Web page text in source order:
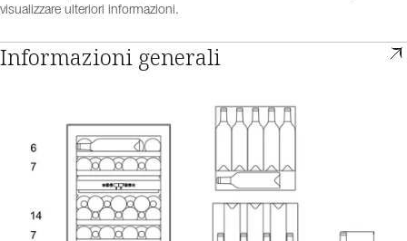
visualizzare ulteriori informazioni.
Informazioni generali